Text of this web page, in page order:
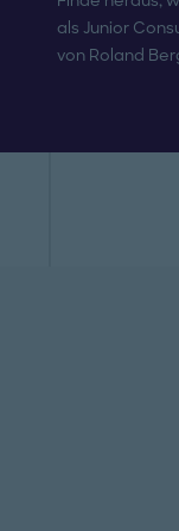
als Junior
von Roland